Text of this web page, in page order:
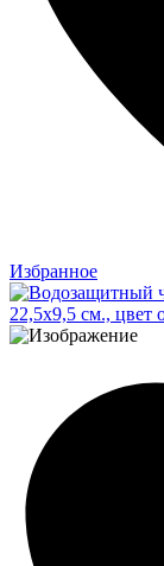
Избранное